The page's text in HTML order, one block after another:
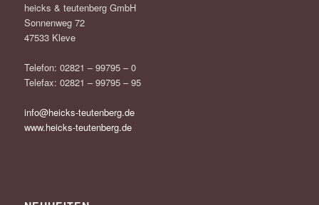
heicks & teutenberg GmbH
Sonnenweg 72
47533 Kleve
Telefon: 02821 – 99795 – 0
Telefax: 02821 – 99795 – 95
info@heicks-teutenberg.de
www.heicks-teutenberg.de